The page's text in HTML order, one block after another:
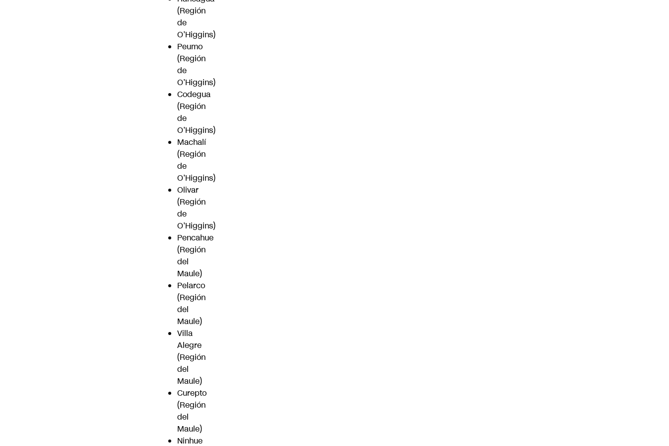
(Región
de
O’Higgins)
Peumo
(Región
de
O’Higgins)
Codegua
(Región
de
O’Higgins)
Machalí
(Región
de
O’Higgins)
Olivar
(Región
de
O’Higgins)
Pencahue
(Región
del
Maule)
Pelarco
(Región
del
Maule)
Villa
Alegre
(Región
del
Maule)
Curepto
(Región
del
Maule)
Ninhue